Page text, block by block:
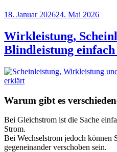
Veröffentlicht
18. Januar 202624. Mai 2026
Wirkleistung,
Blindleistung
Warum gibt es
Bei Gleichstrom ist die Sache
Strom.
Bei Wechselstrom jedoch können
gegeneinander verschoben sein.